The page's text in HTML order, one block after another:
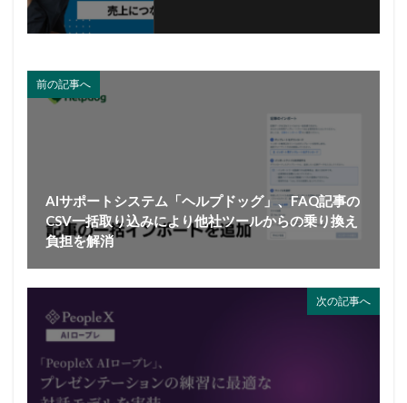
前の記事へ
AIサポートシステム「ヘルプドッグ」、FAQ記事の
CSV一括取り込みにより他社ツールからの乗り換え
負担を解消
次の記事へ